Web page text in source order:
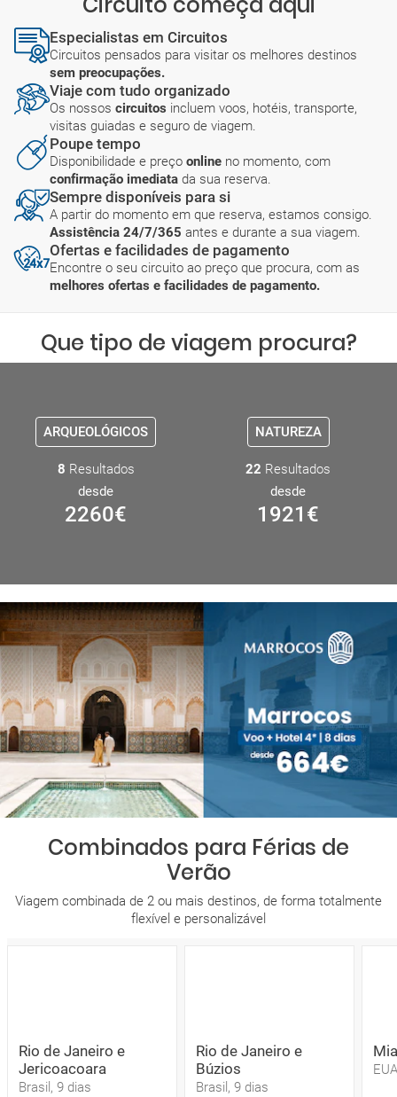
Especialistas em Circuitos
Circuitos pensados para visitar os melhores destinos
sem preocupações.
Viaje com tudo organizado
Os nossos circuitos incluem voos, hotéis, transporte,
visitas guiadas e seguro de viagem.
Poupe tempo
Disponibilidade e preço online no momento, com
confirmação imediata da sua reserva.
Sempre disponíveis para si
A partir do momento em que reserva, estamos consigo.
Assistência 24/7/365 antes e durante a sua viagem.
Ofertas e facilidades de pagamento
Encontre o seu circuito ao preço que procura, com as
melhores ofertas e facilidades de pagamento.
Que tipo de viagem procura?
ARQUEOLÓGICOS
8 Resultados
desde
2260€
NATUREZA
22 Resultados
desde
1921 €
Combinados para Férias de
Verão
Viagem combinada de 2 ou mais destinos, de forma totalmente
flexível e personalizável
Rio de Janeiro e
Jericoacoara
Brasil, 9 dias
Rio de Janeiro e
Búzios
Brasil, 9 dias